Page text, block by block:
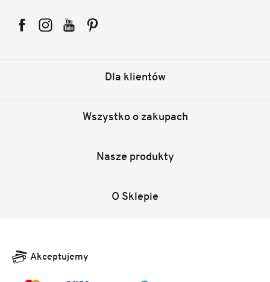
Dla klientów
Wszystko o zakupach
Nasze produkty
O Sklepie
Akceptujemy